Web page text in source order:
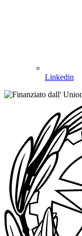
Linkedin